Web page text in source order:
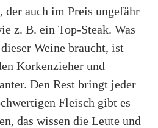
der auch im Preis ungefähr
z. B. ein Top-Steak. Was
Weine braucht, ist
Korkenzieher und
Den Rest bringt jeder
Fleisch gibt es
das wissen die Leute und